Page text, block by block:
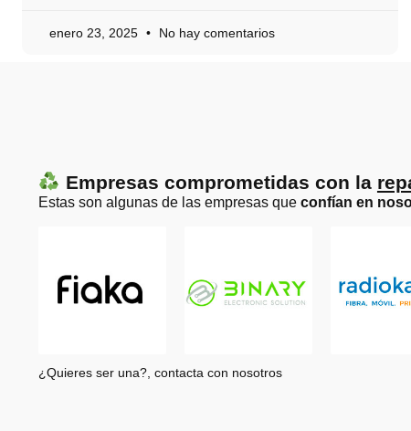
enero 23, 2025 No hay comentarios
Empresas comprometidas con la
Estas son algunas de las empresas que confían en
¿Quieres ser una?, contacta con nosotros